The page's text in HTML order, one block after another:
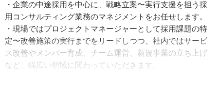
・企業の中途採用を中心に、戦略立案〜実行支援を担う採
用コンサルティング業務のマネジメントをお任せします。
・現場ではプロジェクトマネージャーとして採用課題の特
定〜改善施策の実行までをリードしつつ、社内ではサービ
ス改善やメンバー育成、チーム運営、新規事業の立ち上げ
など、幅広い領域に関わっていただきます。